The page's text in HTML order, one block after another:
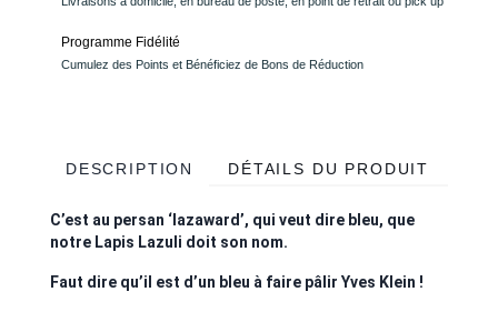
Programme Fidélité
Cumulez des Points et Bénéficiez de Bons de Réduction
DESCRIPTION DÉTAILS DU PRODUIT
C’est au persan ‘lazaward’, qui veut dire bleu, que
notre Lapis Lazuli doit son nom.
Faut dire qu’il est d’un bleu à faire pâlir Yves Klein !